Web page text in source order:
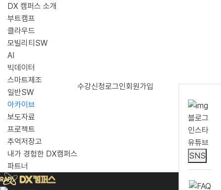
DX 캠퍼스 소개
부트캠프
클라우드
모빌리티SW
AI
빅데이터
스마트제조
일반SW
아카이브
보도자료
프로젝트
추억저장고
내가 경험한 DX캠퍼스
파트너
수강신청 로그인회원가입
블로그
인스타
유튜브
SNS